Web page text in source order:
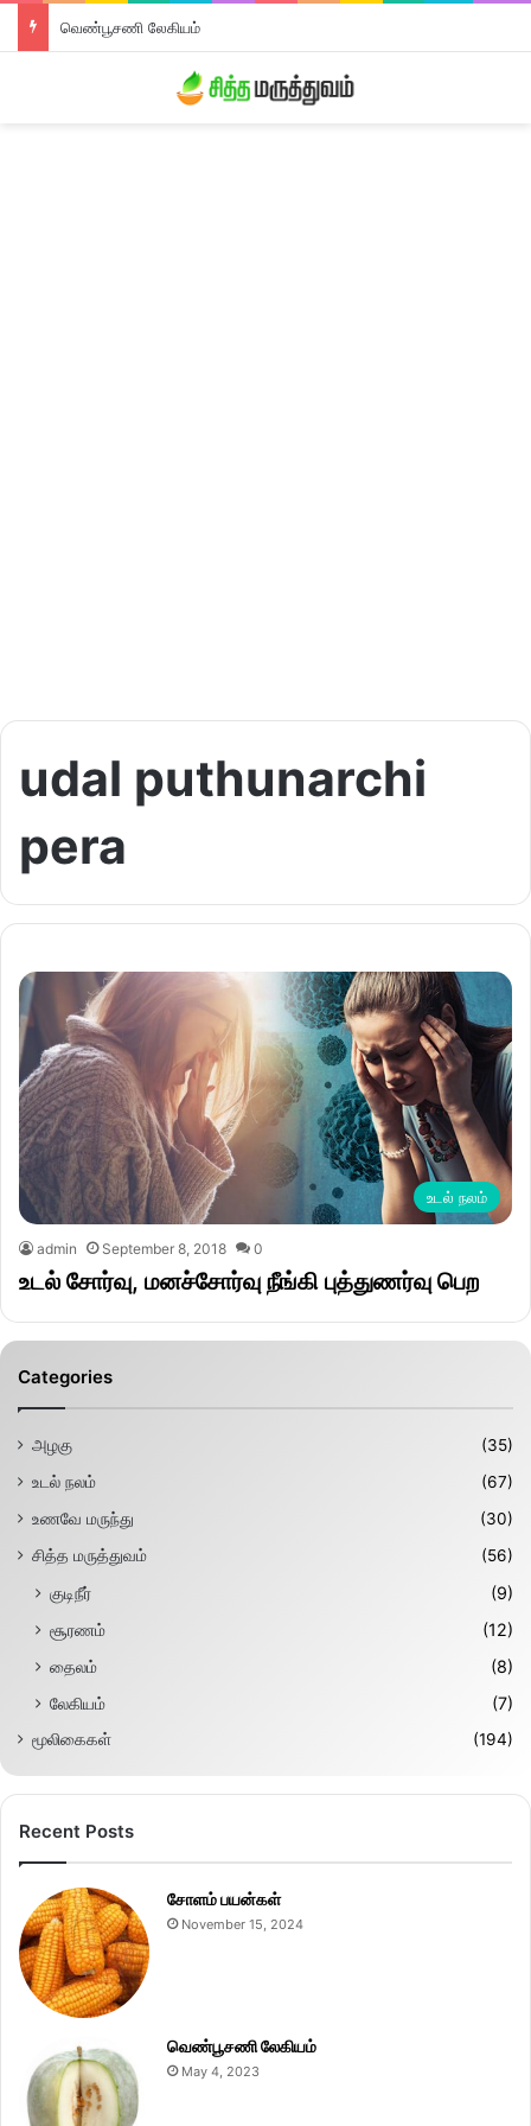
வெண்பூசணி லேகியம்
udal puthunarchi
pera
உடல் நலம்
admin September 8, 2018 0
உடல் சோர்வு, மனச்சோர்வு நீங்கி புத்துணர்வு பெற
Categories
அழகு
(35)
உடல் நலம்
(67)
உணவே மருந்து
(30)
சித்த மருத்துவம்
(56)
குடிநீர்
(9)
சூரணம்
(12)
தைலம்
(8)
லேகியம்
(7)
மூலிகைகள் (194)
Recent Posts
சோளம் பயன்கள்
November 15, 2024
வெண்பூசணி லேகியம்
May 4, 2023